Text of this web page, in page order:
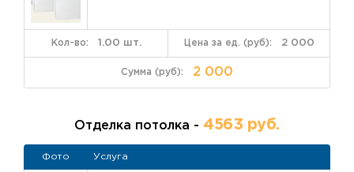
2 000
1.00 шт.
2 000
Отделка потолка - 4563 руб.
Фото Услуга